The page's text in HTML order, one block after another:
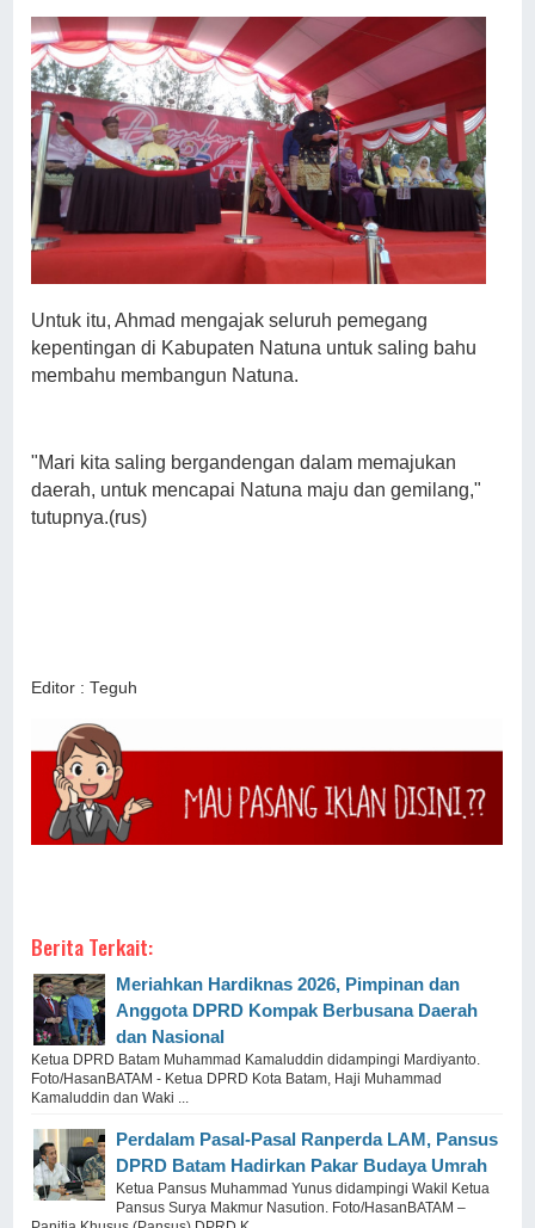
Untuk itu, Ahmad mengajak seluruh pemegang
kepentingan di Kabupaten Natuna untuk saling bahu
membahu membangun Natuna.
"Mari kita saling bergandengan dalam memajukan
daerah, untuk mencapai Natuna maju dan gemilang,"
tutupnya.(rus)
Editor : Teguh
Berita Terkait:
Meriahkan Hardiknas 2026, Pimpinan dan
Anggota DPRD Kompak Berbusana Daerah
dan Nasional
Ketua DPRD Batam Muhammad Kamaluddin didampingi Mardiyanto.
Foto/HasanBATAM - Ketua DPRD Kota Batam, Haji Muhammad
Kamaluddin dan Waki ...
Perdalam Pasal-Pasal Ranperda LAM, Pansus
DPRD Batam Hadirkan Pakar Budaya Umrah
Ketua Pansus Muhammad Yunus didampingi Wakil Ketua
Pansus Surya Makmur Nasution. Foto/HasanBATAM –